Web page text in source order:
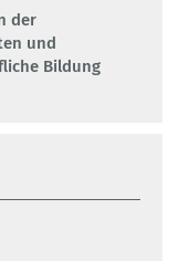
der
und
Bildung